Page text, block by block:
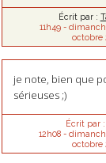
Écrit par :
11h49-
octobre
je note, bien que
sérieuses ;)
Écrit par :
12h08-
octobre